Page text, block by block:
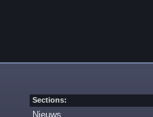
Sections:
Nieuws